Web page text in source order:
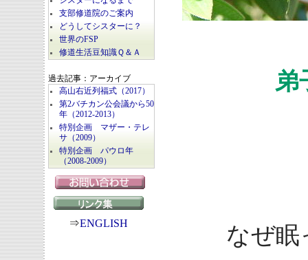
支部修道院のご案内
どうしてシスターに？
世界のFSP
修道生活豆知識Ｑ＆Ａ
過去記事：アーカイブ
高山右近列福式（2017）
第2バチカン公会議から50
年（2012-2013）
特別企画 マザー・テレ
サ（2009）
特別企画 パウロ年
（2008-2009）
⇒ENGLISH
弟
なぜ眠